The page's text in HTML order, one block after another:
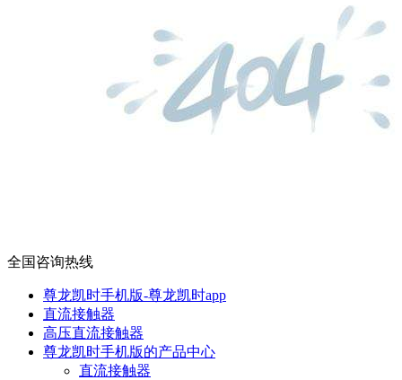
全国咨询热线
尊龙凯时手机版-尊龙凯时app
直流接触器
高压直流接触器
尊龙凯时手机版的产品中心
直流接触器